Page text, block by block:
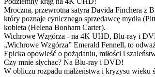
Mroczna, przewrotna satyra Davida Finchera z
który poznaje cynicznego sprzedawcę mydła
kobieta (Helena Bonham Carter).
Wichrowe Wzgórza - na 4K UHD, Blu-ray i
„Wichrowe Wzgórza” Emerald Fennell, to
Epicka opowieść o pożądaniu, miłości i
Czy mnie słychac? Na Blu-ray i DVD!
W obliczu rozpadu małżeństwa i kryzysu